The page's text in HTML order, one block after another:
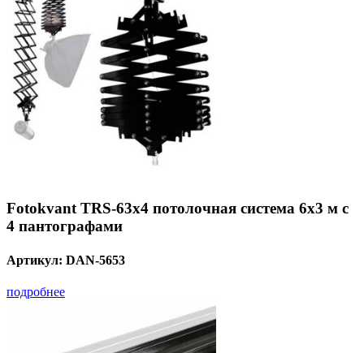
Fotokvant TRS-63x4 потолочная система 6х3 м с
4 пантографами
Артикул: DAN-5653
подробнее